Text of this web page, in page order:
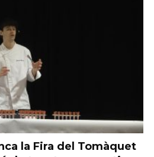
la Fira del Tomàquet